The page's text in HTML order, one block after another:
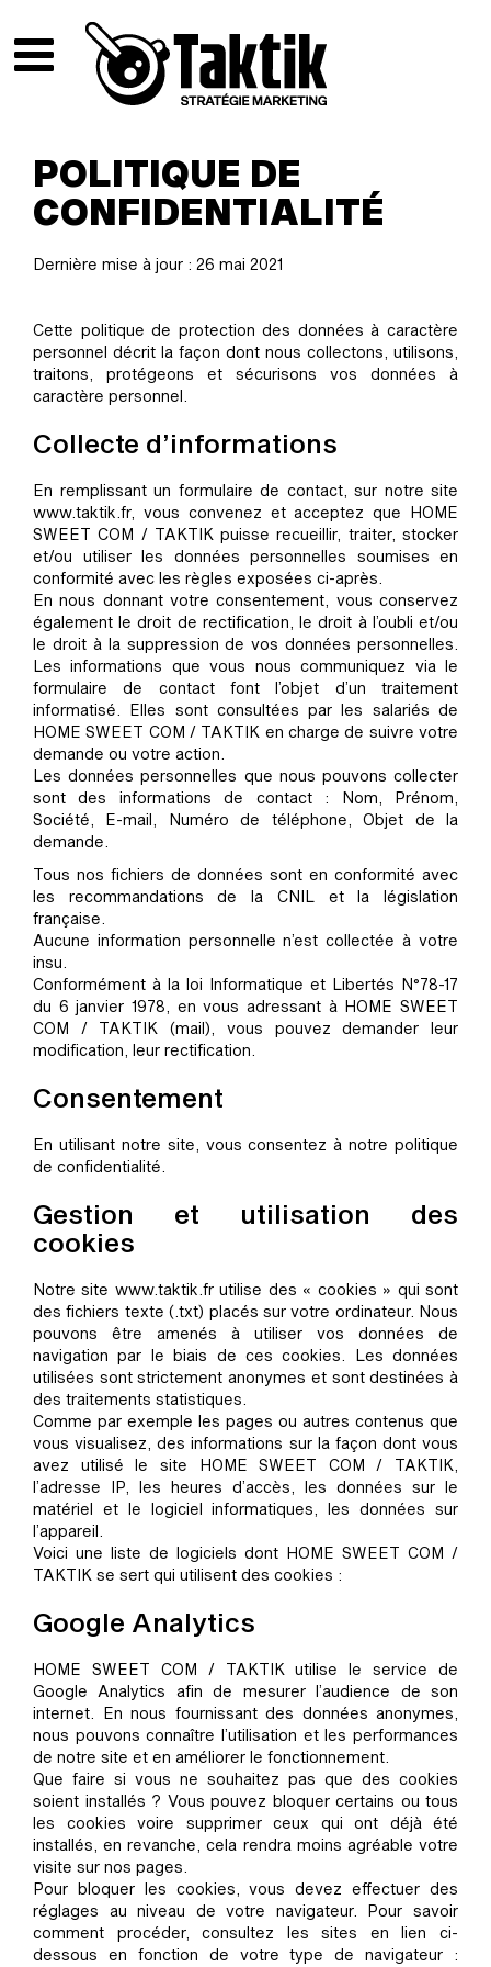
POLITIQUE DE
CONFIDENTIALITÉ
Dernière mise à jour : 26 mai 2021
Cette politique de protection des données à caractère
personnel décrit la façon dont nous collectons, utilisons,
traitons, protégeons et sécurisons vos données à
caractère personnel.
Collecte d’informations
En remplissant un formulaire de contact, sur notre site
www.taktik.fr, vous convenez et acceptez que HOME
SWEET COM / TAKTIK puisse recueillir, traiter, stocker
et/ou utiliser les données personnelles soumises en
conformité avec les règles exposées ci-après.
En nous donnant votre consentement, vous conservez
également le droit de rectification, le droit à l’oubli et/ou
le droit à la suppression de vos données personnelles.
Les informations que vous nous communiquez via le
formulaire de contact font l’objet d’un traitement
informatisé. Elles sont consultées par les salariés de
HOME SWEET COM / TAKTIK en charge de suivre votre
demande ou votre action.
Les données personnelles que nous pouvons collecter
sont des informations de contact : Nom, Prénom,
Société, E-mail, Numéro de téléphone, Objet de la
demande.
Tous nos fichiers de données sont en conformité avec
les recommandations de la CNIL et la législation
française.
Aucune information personnelle n’est collectée à votre
insu.
Conformément à la loi Informatique et Libertés N°78-17
du 6 janvier 1978, en vous adressant à HOME SWEET
COM / TAKTIK (mail), vous pouvez demander leur
modification, leur rectification.
Consentement
En utilisant notre site, vous consentez à notre politique
de confidentialité.
Gestion et utilisation des
cookies
Notre site www.taktik.fr utilise des « cookies » qui sont
des fichiers texte (.txt) placés sur votre ordinateur. Nous
pouvons être amenés à utiliser vos données de
navigation par le biais de ces cookies. Les données
utilisées sont strictement anonymes et sont destinées à
des traitements statistiques.
Comme par exemple les pages ou autres contenus que
vous visualisez, des informations sur la façon dont vous
avez utilisé le site HOME SWEET COM / TAKTIK,
l’adresse IP, les heures d’accès, les données sur le
matériel et le logiciel informatiques, les données sur
l’appareil.
Voici une liste de logiciels dont HOME SWEET COM /
TAKTIK se sert qui utilisent des cookies :
Google Analytics
HOME SWEET COM / TAKTIK utilise le service de
Google Analytics afin de mesurer l’audience de son
internet. En nous fournissant des données anonymes,
nous pouvons connaître l’utilisation et les performances
de notre site et en améliorer le fonctionnement.
Que faire si vous ne souhaitez pas que des cookies
soient installés ? Vous pouvez bloquer certains ou tous
les cookies voire supprimer ceux qui ont déjà été
installés, en revanche, cela rendra moins agréable votre
visite sur nos pages.
Pour bloquer les cookies, vous devez effectuer des
réglages au niveau de votre navigateur. Pour savoir
comment procéder, consultez les sites en lien ci-
dessous en fonction de votre type de navigateur :